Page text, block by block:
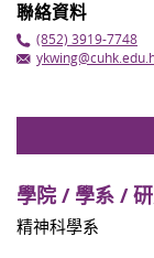
聯絡資料
(852) 3919-7748
學院 / 學系 /
精神科學系